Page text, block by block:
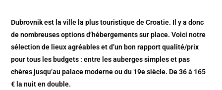
Dubrovnik est la ville la plus touristique de Croatie. Il y a donc
de nombreuses options d’hébergements sur place. Voici notre
sélection de lieux agréables et d’un bon rapport qualité/prix
pour tous les budgets : entre les auberges simples et pas
chères jusqu’au palace moderne ou du 19e siècle. De 36 à 165
€ la nuit en double.